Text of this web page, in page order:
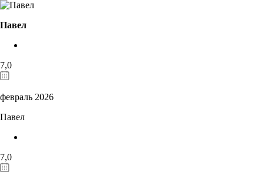
Павел
7,0
февраль 2026
Павел
7,0